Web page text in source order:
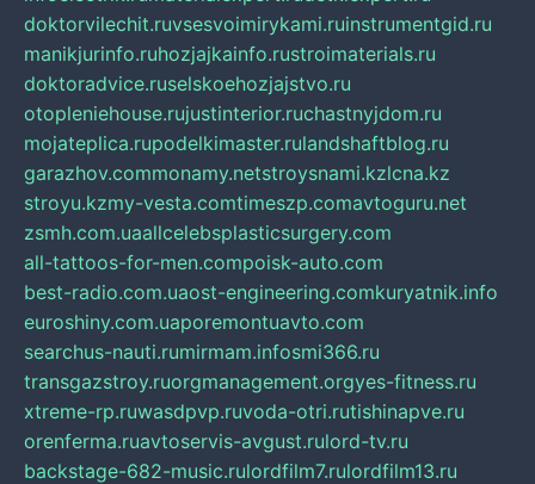
doktorvilechit.ruvsesvoimirykami.ruinstrumentgid.ru
manikjurinfo.ruhozjajkainfo.rustroimaterials.ru
doktoradvice.ruselskoehozjajstvo.ru
otopleniehouse.rujustinterior.ruchastnyjdom.ru
mojateplica.rupodelkimaster.rulandshaftblog.ru
garazhov.commonamy.netstroysnami.kzlcna.kz
stroyu.kzmy-vesta.comtimeszp.comavtoguru.net
zsmh.com.uaallcelebsplasticsurgery.com
all-tattoos-for-men.compoisk-auto.com
best-radio.com.uaost-engineering.comkuryatnik.info
euroshiny.com.uaporemontuavto.com
searchus-nauti.rumirmam.infosmi366.ru
transgazstroy.ruorgmanagement.orgyes-fitness.ru
xtreme-rp.ruwasdpvp.ruvoda-otri.rutishinapve.ru
orenferma.ruavtoservis-avgust.rulord-tv.ru
backstage-682-music.rulordfilm7.rulordfilm13.ru